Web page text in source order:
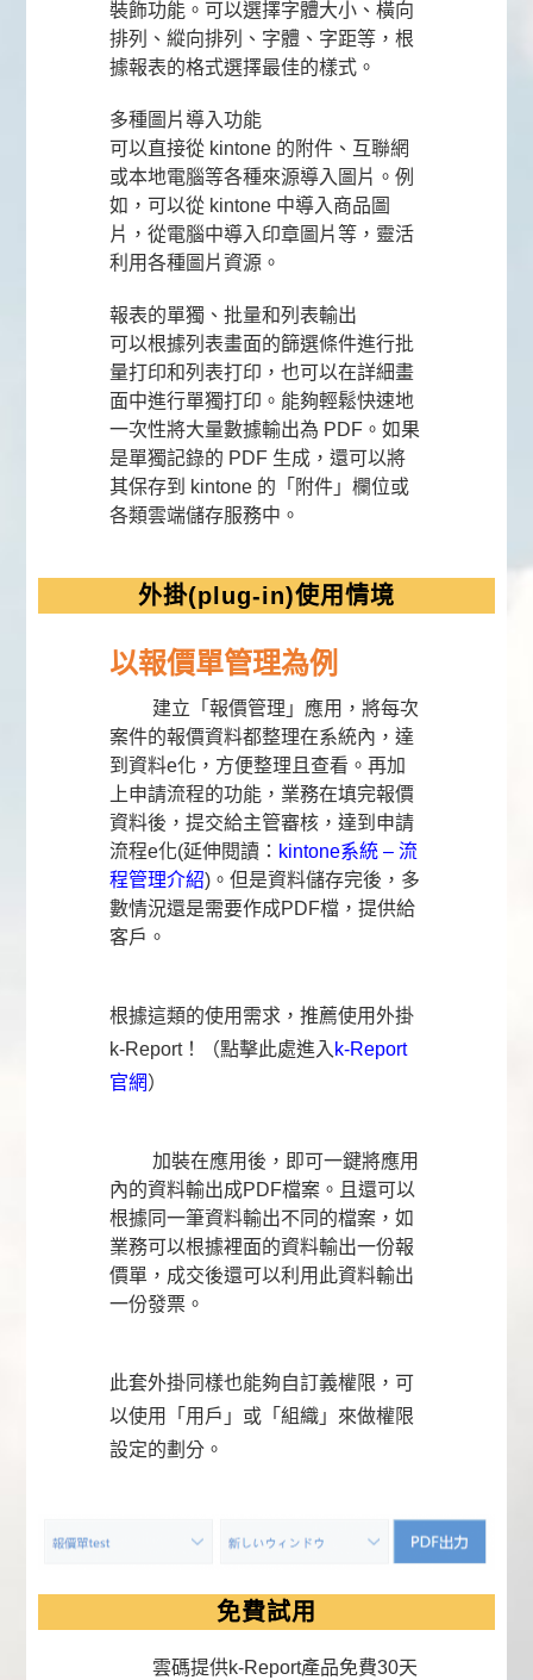
裝飾功能。可以選擇字體大小、橫向
排列、縱向排列、字體、字距等，根
據報表的格式選擇最佳的樣式。
多種圖片導入功能
可以直接從 kintone 的附件、互聯網
或本地電腦等各種來源導入圖片。例
如，可以從 kintone 中導入商品圖
片，從電腦中導入印章圖片等，靈活
利用各種圖片資源。
報表的單獨、批量和列表輸出
可以根據列表畫面的篩選條件進行批
量打印和列表打印，也可以在詳細畫
面中進行單獨打印。能夠輕鬆快速地
一次性將大量數據輸出為 PDF。如果
是單獨記錄的 PDF 生成，還可以將
其保存到 kintone 的「附件」欄位或
各類雲端儲存服務中。
外掛(plug-in)使用情境
以報價單管理為例
建立「報價管理」應用，將每次
案件的報價資料都整理在系統內，達
到資料e化，方便整理且查看。再加
上申請流程的功能，業務在填完報價
資料後，提交給主管審核，達到申請
流程e化(延伸閱讀： kintone系統 – 流
程管理介紹)。但是資料儲存完後，多
數情況還是需要作成PDF檔，提供給
客戶。
根據這類的使用需求，推薦使用外掛
k-Report！（點擊此處進入 k-Report
官網）
加裝在應用後，即可一鍵將應用
內的資料輸出成PDF檔案。且還可以
根據同一筆資料輸出不同的檔案，如
業務可以根據裡面的資料輸出一份報
價單，成交後還可以利用此資料輸出
一份發票。
此套外掛同樣也能夠自訂義權限，可
以使用「用戶」或「組織」來做權限
設定的劃分。
免費試用
雲碼提供k-Report產品免費30天